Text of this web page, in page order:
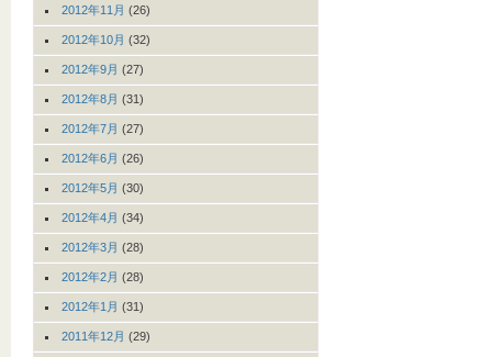
2012年11月 (26)
2012年10月 (32)
2012年9月 (27)
2012年8月 (31)
2012年7月 (27)
2012年6月 (26)
2012年5月 (30)
2012年4月 (34)
2012年3月 (28)
2012年2月 (28)
2012年1月 (31)
2011年12月 (29)